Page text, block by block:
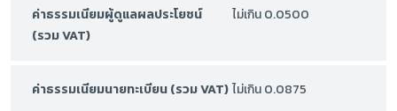
ค่าธรรมเนียมผู้ดูแลผลประโยชน์
(รวม VAT)
ไม่เกิน 0.0500
ค่าธรรมเนียมนายทะเบียน (รวม VAT)ไม่เกิน 0.0875